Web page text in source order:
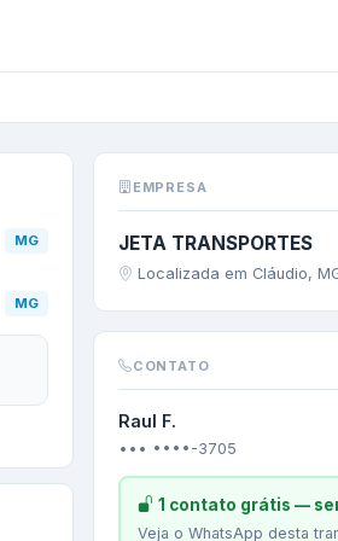
/MG—
MG
MG
EMPRESA
JETA TRANSPORTES
Localizada em Cláudio,
CONTATO
Raul F.
••• ••••-3705
1 contato grátis —
Veja o WhatsApp desta